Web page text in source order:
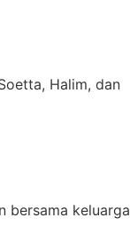
Halim, dan
bersama keluarga